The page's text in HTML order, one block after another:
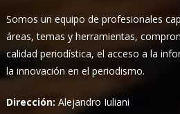
Somos un equipo de profesionales
áreas, temas y herramientas,
calidad periodística, el acceso a la
la innovación en el periodismo.
Dirección:Alejandro Iuliani